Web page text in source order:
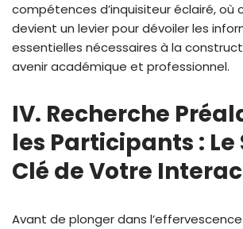
compétences d’inquisiteur éclairé, où
devient un levier pour dévoiler les
essentielles nécessaires à la
avenir académique et professionnel.
IV. Recherche
les Participants : Le
Clé de Votre
Avant de plonger dans